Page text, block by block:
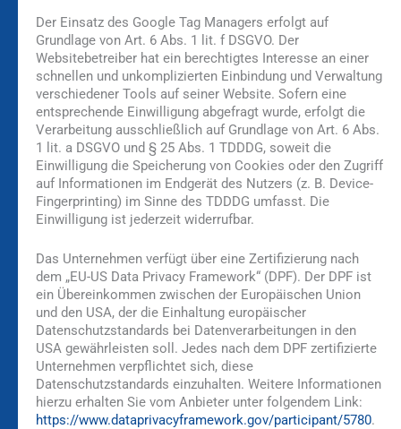
Der Einsatz des Google Tag Managers erfolgt auf
Grundlage von Art. 6 Abs. 1 lit. f DSGVO. Der
Websitebetreiber hat ein berechtigtes Interesse an einer
schnellen und unkomplizierten Einbindung und Verwaltung
verschiedener Tools auf seiner Website. Sofern eine
entsprechende Einwilligung abgefragt wurde, erfolgt die
Verarbeitung ausschließlich auf Grundlage von Art. 6 Abs.
1 lit. a DSGVO und § 25 Abs. 1 TDDDG, soweit die
Einwilligung die Speicherung von Cookies oder den Zugriff
auf Informationen im Endgerät des Nutzers (z. B. Device-
Fingerprinting) im Sinne des TDDDG umfasst. Die
Einwilligung ist jederzeit widerrufbar.
Das Unternehmen verfügt über eine Zertifizierung nach
dem „EU-US Data Privacy Framework“ (DPF). Der DPF ist
ein Übereinkommen zwischen der Europäischen Union
und den USA, der die Einhaltung europäischer
Datenschutzstandards bei Datenverarbeitungen in den
USA gewährleisten soll. Jedes nach dem DPF zertifizierte
Unternehmen verpflichtet sich, diese
Datenschutzstandards einzuhalten. Weitere Informationen
hierzu erhalten Sie vom Anbieter unter folgendem Link:
https://www.dataprivacyframework.gov/participant/5780.